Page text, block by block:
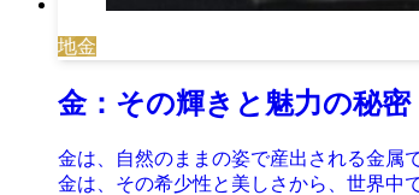
地金
金：その輝きと魅力の秘密
金は、自然のままの姿で産出される金属
金は、その希少性と美しさから、世界中